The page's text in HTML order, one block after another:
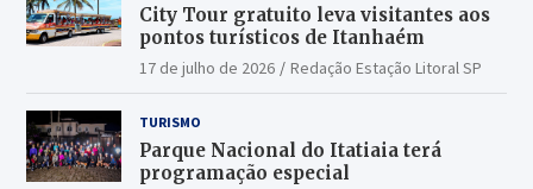
City Tour gratuito leva visitantes aos
pontos turísticos de Itanhaém
17 de julho de 2026 Redação Estação Litoral SP
TURISMO
Parque Nacional do Itatiaia terá
programação especial